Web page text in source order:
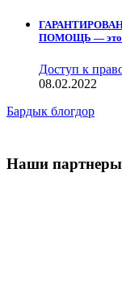
ПОМОЩЬ — это
Доступ к
08.02.2022
Бардык блогдор
Наши партнеры